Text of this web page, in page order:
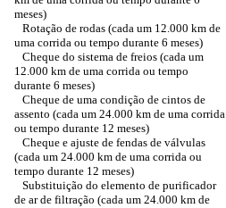
meses)
Rotação de rodas (cada um 12.000 km de
uma corrida ou tempo durante 6 meses)
Cheque do sistema de freios (cada um
12.000 km de uma corrida ou tempo
durante 6 meses)
Cheque de uma condição de cintos de
assento (cada um 24.000 km de uma corrida
ou tempo durante 12 meses)
Cheque e ajuste de fendas de válvulas
(cada um 24.000 km de uma corrida ou
tempo durante 12 meses)
Substituição do elemento de purificador
de ar de filtração (cada um 24.000 km de